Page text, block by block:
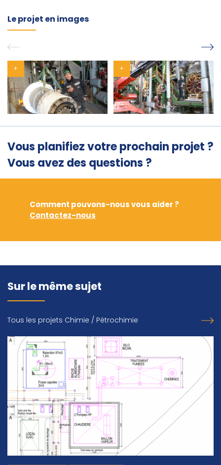
Le projet en images
Vous planifiez votre prochain projet ?
Vous avez des questions ?
Comment pouvons-nous vous aider ?
Contactez-nous
Sur le même sujet
Tous les projets Chimie / Pétrochimie